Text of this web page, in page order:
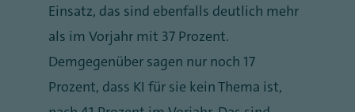
Einsatz, das sind ebenfalls deutlich mehr
als im Vorjahr mit 37 Prozent.
Demgegenüber sagen nur noch 17
Prozent, dass KI für sie kein Thema ist,